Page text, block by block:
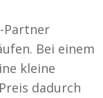
Partner
Bei einem
kleine
dadurch